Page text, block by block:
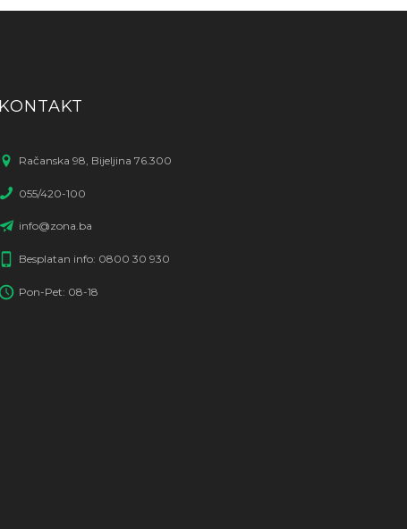
KONTAKT
Račanska 98, Bijeljina 76.300
055/420-100
info@zona.ba
Besplatan info: 0800 30 930
Pon-Pet: 08-18